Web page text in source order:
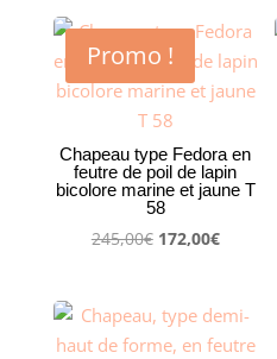
Promo !
Chapeau type Fedora en
feutre de poil de lapin
bicolore marine et jaune T
58
245,00€ Le
était :
245,00€.
172,00€Le
est :
172,00€.